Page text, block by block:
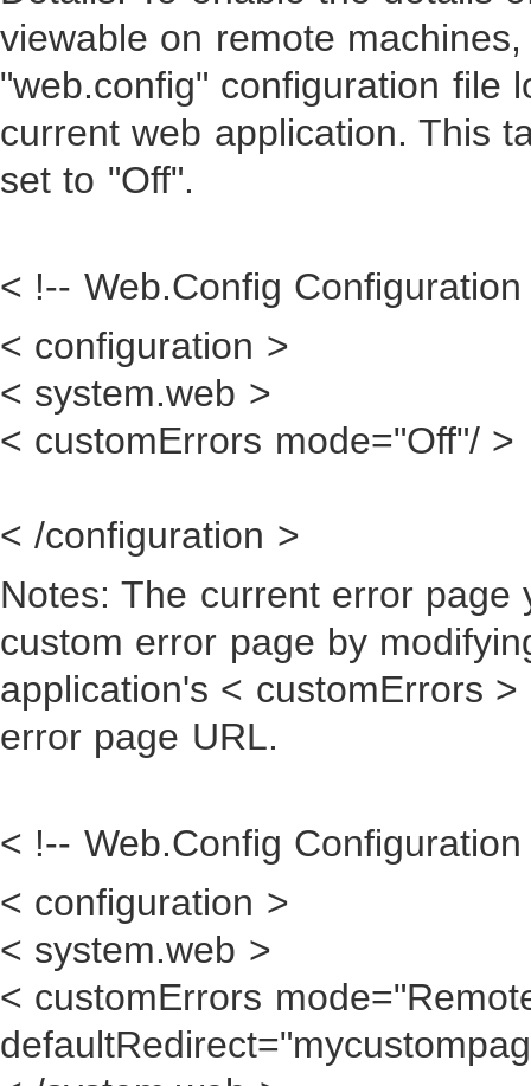
viewable on remote
"web.config" configuration file
current web application. This
set to "Off".
< !-- Web.Config
< configuration >
< system.web >
< customErrors mode="Off"/ >
< /configuration >
Notes: The current error
custom error page by
application's < customErrors
error page URL.
< !-- Web.Config
< configuration >
< system.web >
< customErrors